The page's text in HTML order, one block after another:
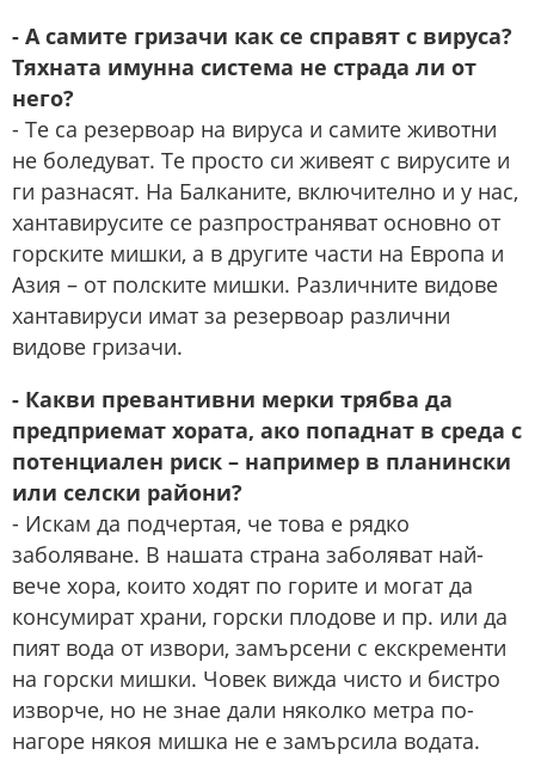
- А самите гризачи как се справят с вируса?
Тяхната имунна система не страда ли от
него?
- Те са резервоар на вируса и самите животни
не боледуват. Те просто си живеят с вирусите и
ги разнасят. На Балканите, включително и у нас,
хантавирусите се разпространяват основно от
горските мишки, а в другите части на Европа и
Азия – от полските мишки. Различните видове
хантавируси имат за резервоар различни
видове гризачи.
- Какви превантивни мерки трябва да
предприемат хората, ако попаднат в среда с
потенциален риск – например в планински
или селски райони?
- Искам да подчертая, че това е рядко
заболяване. В нашата страна заболяват най-
вече хора, които ходят по горите и могат да
консумират храни, горски плодове и пр. или да
пият вода от извори, замърсени с екскременти
на горски мишки. Човек вижда чисто и бистро
изворче, но не знае дали няколко метра по-
нагоре някоя мишка не е замърсила водата.